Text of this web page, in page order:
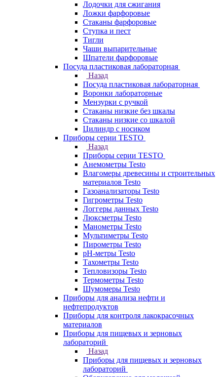
Лодочки для сжигания
Ложки фарфоровые
Стаканы фарфоровые
Ступка и пест
Тигли
Чаши выпарительные
Шпатели фарфоровые
Посуда пластиковая лабораторная
Назад
Посуда пластиковая лабораторная
Воронки лабораторные
Мензурки с ручкой
Стаканы низкие без шкалы
Стаканы низкие со шкалой
Цилиндр с носиком
Приборы серии TESTO
Назад
Приборы серии TESTO
Анемометры Testo
Влагомеры древесины и строительных
материалов Testo
Газоанализаторы Testo
Гигрометры Testo
Логгеры данных Testo
Люксметры Testo
Манометры Testo
Мультиметры Testo
Пирометры Testo
pH-метры Testo
Тахометры Testo
Тепловизоры Testo
Термометры Testo
Шумомеры Testo
Приборы для анализа нефти и
нефтепродуктов
Приборы для контроля лакокрасочных
материалов
Приборы для пищевых и зерновых
лабораторий
Назад
Приборы для пищевых и зерновых
лабораторий